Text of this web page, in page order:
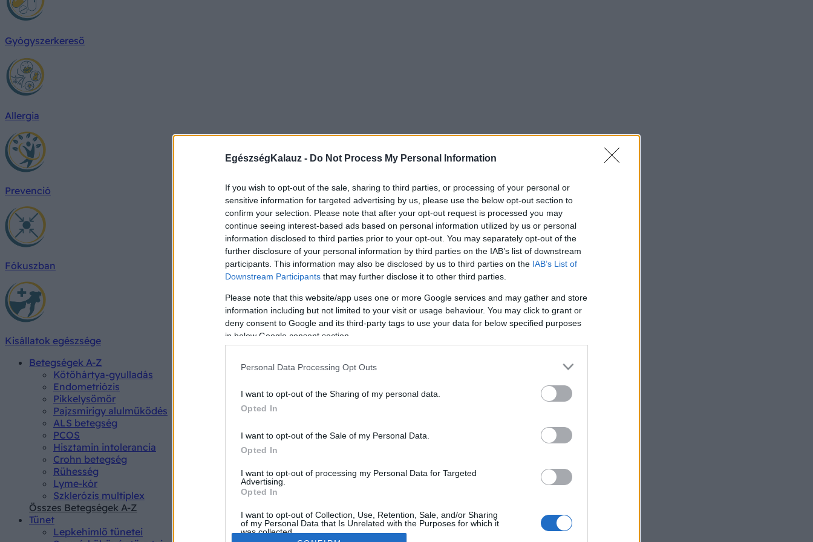
EgészségKalauz - Do Not Process My Personal Information
If you wish to opt-out of the sale, sharing to third parties, or processing of your personal or
sensitive information for targeted advertising by us, please use the below opt-out section to
confirm your selection. Please note that after your opt-out request is processed you may
continue seeing interest-based ads based on personal information utilized by us or personal
information disclosed to third parties prior to your opt-out. You may separately opt-out of the
further disclosure of your personal information by third parties on the IAB’s list of downstream
participants. This information may also be disclosed by us to third parties on the IAB’s List of
Downstream Participants that may further disclose it to other third parties.
Please note that this website/app uses one or more Google services and may gather and store
information including but not limited to your visit or usage behaviour. You may click to grant or
deny consent to Google and its third-party tags to use your data for below specified purposes
in below Google consent section.
Personal Data Processing Opt Outs
I want to opt-out of the Sharing of my personal data.
Opted In
I want to opt-out of the Sale of my Personal Data.
Opted In
I want to opt-out of processing my Personal Data for Targeted
Advertising.
Opted In
I want to opt-out of Collection, Use, Retention, Sale, and/or Sharing
of my Personal Data that Is Unrelated with the Purposes for which it
was collected.
Gyógyszerkereső
Allergia
Prevenció
Fókuszban
Kisállatok egészsége
Betegségek A-Z
Kötőhártya-gyulladás
Endometriózis
Pikkelysömör
Pajzsmirigy alulműködés
ALS betegség
PCOS
Hisztamin intolerancia
Crohn betegség
Rühesség
Lyme-kór
Szklerózis multiplex
Összes Betegségek A-Z
Tünet
Lepkehimlő tünetei